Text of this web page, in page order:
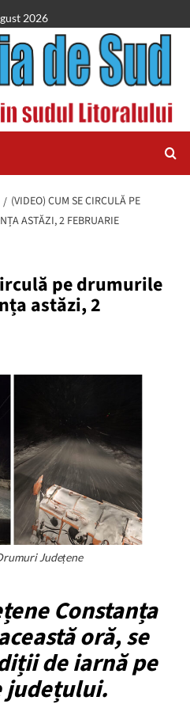
2026
(VIDEO) CUM SE CIRCULĂ PE
ASTĂZI, 2 FEBRUARIE
pe drumurile
astăzi, 2
Județene
Constanța
oră, se
de iarnă pe
județului.